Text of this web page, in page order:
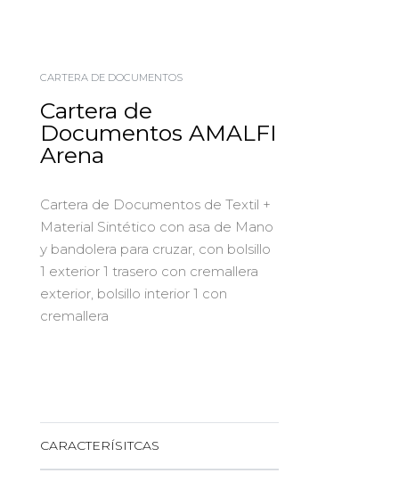
CARTERA DE DOCUMENTOS
Cartera de
Documentos AMALFI
Arena
Cartera de Documentos de Textil +
Material Sintético con asa de Mano
y bandolera para cruzar, con bolsillo
1 exterior 1 trasero con cremallera
exterior, bolsillo interior 1 con
cremallera
CARACTERÍSITCAS